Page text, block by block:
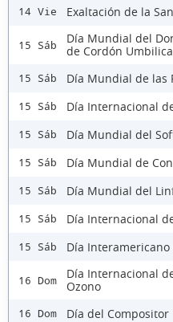
14 Vie Exaltación de la
15 Sáb
Día Mundial del
de Cordón
15 Sáb Día Mundial de las
15 Sáb Día Internacional
15 Sáb Día Mundial del
15 Sáb Día Mundial de
15 Sáb Día Mundial del
15 Sáb Día Internacional
15 Sáb Día
16 Dom
Día Internacional
Ozono
16 Dom Día del Compositor